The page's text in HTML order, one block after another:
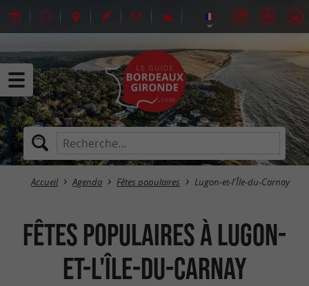
Accueil Agenda Fêtes populaires Lugon-et-l'Île-du-Carnay
Fêtes populaires à Lugon-
et-l'Île-du-Carnay